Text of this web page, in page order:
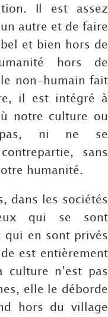
Il est assez
autre et de faire
et bien hors de
hors de
le non-humain fait
il est intégré à
notre culture ou
pas, ni ne se
sans
humanité.
dans les sociétés
qui se sont
qui en sont privés
est entièrement
n’est pas
elle le déborde
hors du village